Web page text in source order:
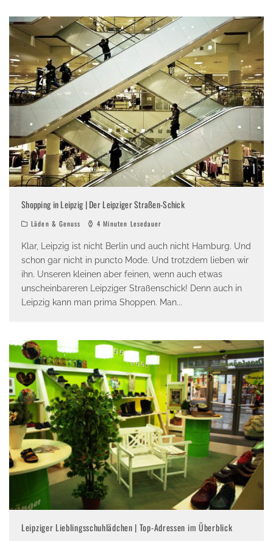
Shopping in Leipzig | Der Leipziger Straßen-Schick
Läden & Genuss 4 Minuten Lesedauer
Klar, Leipzig ist nicht Berlin und auch nicht Hamburg. Und
schon gar nicht in puncto Mode. Und trotzdem lieben wir
ihn. Unseren kleinen aber feinen, wenn auch etwas
unscheinbareren Leipziger Straßenschick! Denn auch in
Leipzig kann man prima Shoppen. Man...
Leipziger Lieblingsschuhlädchen | Top-Adressen im Überblick